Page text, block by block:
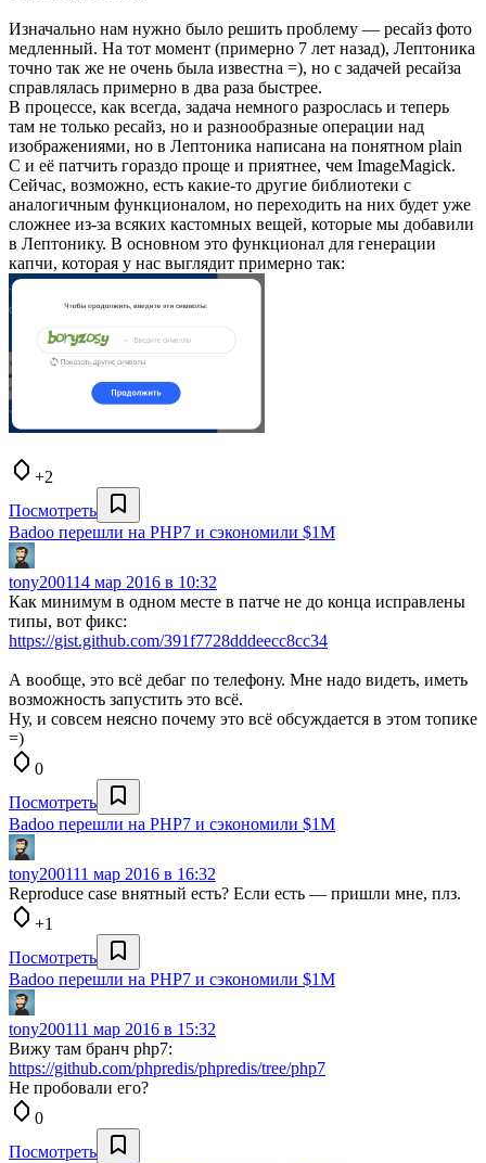
Изначально нам нужно было решить проблему — ресайз фото
медленный. На тот момент (примерно 7 лет назад), Лептоника
точно так же не очень была известна =), но с задачей ресайза
справлялась примерно в два раза быстрее.
В процессе, как всегда, задача немного разрослась и теперь
там не только ресайз, но и разнообразные операции над
изображениями, но в Лептоника написана на понятном plain
C и её патчить гораздо проще и приятнее, чем ImageMagick.
Сейчас, возможно, есть какие-то другие библиотеки с
аналогичным функционалом, но переходить на них будет уже
сложнее из-за всяких кастомных вещей, которые мы добавили
в Лептонику. В основном это функционал для генерации
капчи, которая у нас выглядит примерно так:
+2
Посмотреть
Badoo перешли на PHP7 и сэкономили $1M
tony200114 мар 2016 в 10:32
Как минимум в одном месте в патче не до конца исправлены
типы, вот фикс:
https://gist.github.com/391f7728dddeecc8cc34
А вообще, это всё дебаг по телефону. Мне надо видеть, иметь
возможность запустить это всё.
Ну, и совсем неясно почему это всё обсуждается в этом топике
=)
0
Посмотреть
Badoo перешли на PHP7 и сэкономили $1M
tony200111 мар 2016 в 16:32
Reproduce case внятный есть? Если есть — пришли мне, плз.
+1
Посмотреть
Badoo перешли на PHP7 и сэкономили $1M
tony200111 мар 2016 в 15:32
Вижу там бранч php7:
https://github.com/phpredis/phpredis/tree/php7
Не пробовали его?
0
Посмотреть